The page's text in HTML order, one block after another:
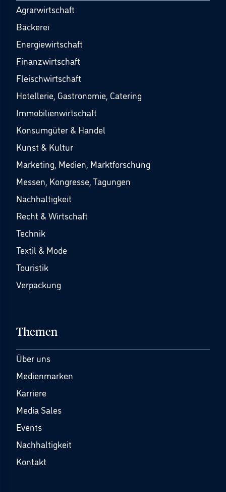
Agrarwirtschaft
Bäckerei
Energiewirtschaft
Finanzwirtschaft
Fleischwirtschaft
Hotellerie, Gastronomie, Catering
Immobilienwirtschaft
Konsumgüter & Handel
Kunst & Kultur
Marketing, Medien, Marktforschung
Messen, Kongresse, Tagungen
Nachhaltigkeit
Recht & Wirtschaft
Technik
Textil & Mode
Touristik
Verpackung
Themen
Über uns
Medienmarken
Karriere
Media Sales
Events
Nachhaltigkeit
Kontakt